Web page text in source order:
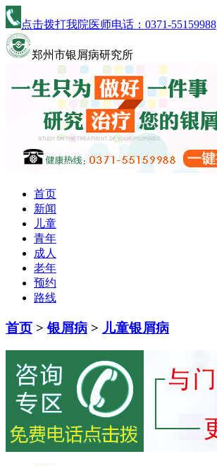
点击拨打我院医师电话： 0371-55159988
郑州市银屑病研究所
首页
新闻
儿童
青年
成人
老年
预约
路线
首页 >银屑病 > 儿童银屑病